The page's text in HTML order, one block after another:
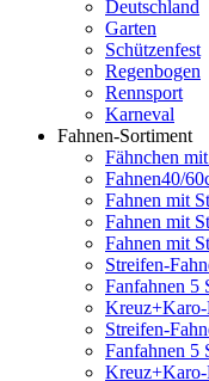
Deutschland
Garten
Schützenfest
Regenbogen
Rennsport
Karneval
Fahnen-Sortiment
Fähnchen
Fahnen40/
Fahnen mit
Fahnen mit
Fahnen mit
Streifen-
Fanfahnen 5
Kreuz+Karo-
Streifen-
Fanfahnen 5
Kreuz+Karo-